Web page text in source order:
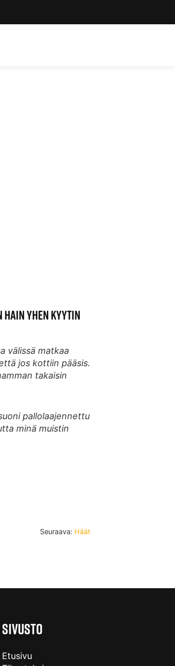
YHEN KYYTIN
välissä matkaa
jos kottiin pääsis.
takaisin
pallolaajennettu
minä muistin
Seuraava: Häät
SIVUSTO
Etusivu